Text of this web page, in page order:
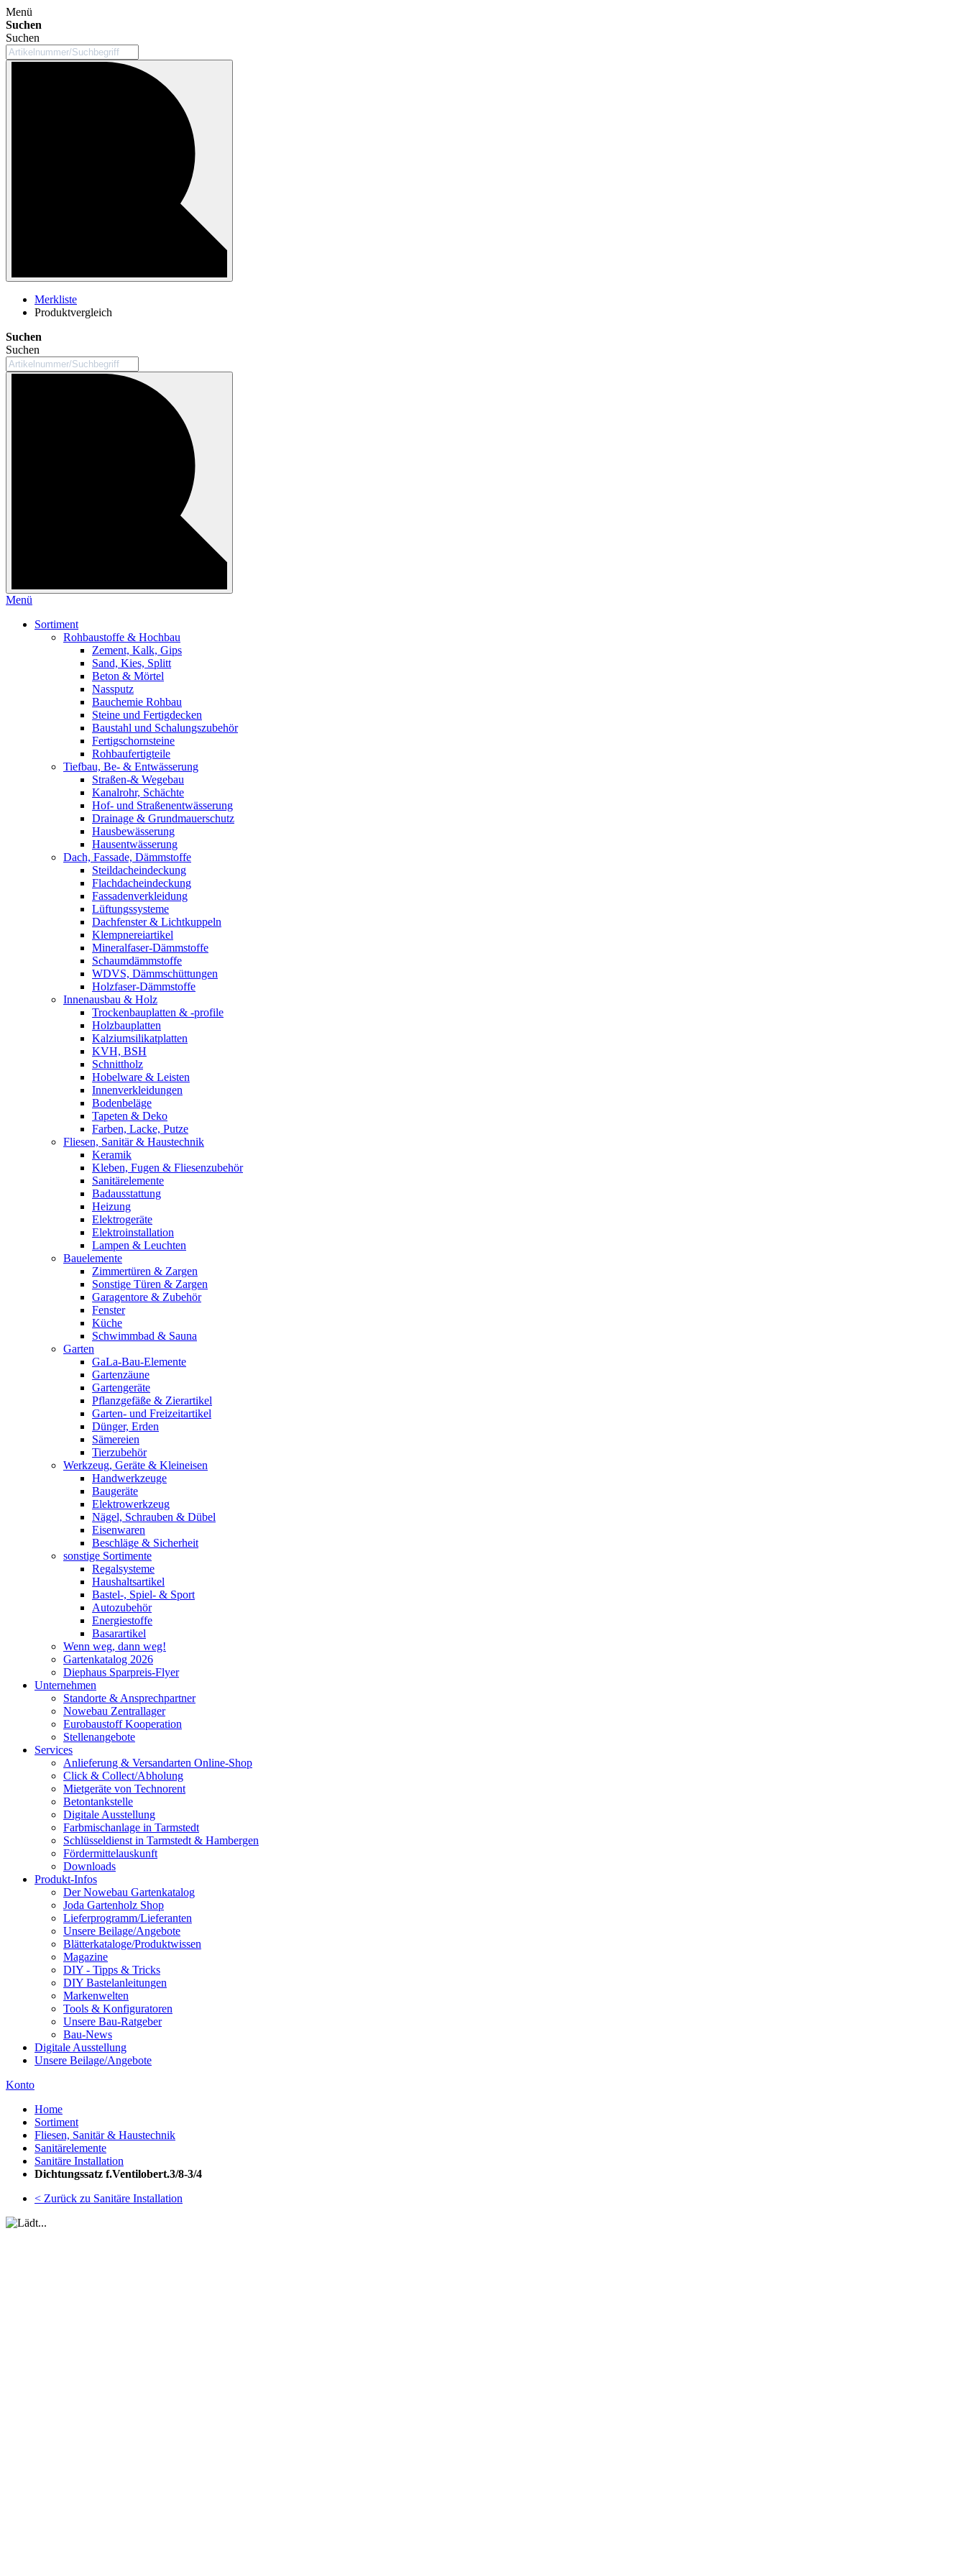
Menü
Suchen
Suchen
Merkliste
Produktvergleich
Suchen
Suchen
Menü
Sortiment
Rohbaustoffe & Hochbau
Zement, Kalk, Gips
Sand, Kies, Splitt
Beton & Mörtel
Nassputz
Bauchemie Rohbau
Steine und Fertigdecken
Baustahl und Schalungszubehör
Fertigschornsteine
Rohbaufertigteile
Tiefbau, Be- & Entwässerung
Straßen-& Wegebau
Kanalrohr, Schächte
Hof- und Straßenentwässerung
Drainage & Grundmauerschutz
Hausbewässerung
Hausentwässerung
Dach, Fassade, Dämmstoffe
Steildacheindeckung
Flachdacheindeckung
Fassadenverkleidung
Lüftungssysteme
Dachfenster & Lichtkuppeln
Klempnereiartikel
Mineralfaser-Dämmstoffe
Schaumdämmstoffe
WDVS, Dämmschüttungen
Holzfaser-Dämmstoffe
Innenausbau & Holz
Trockenbauplatten & -profile
Holzbauplatten
Kalziumsilikatplatten
KVH, BSH
Schnittholz
Hobelware & Leisten
Innenverkleidungen
Bodenbeläge
Tapeten & Deko
Farben, Lacke, Putze
Fliesen, Sanitär & Haustechnik
Keramik
Kleben, Fugen & Fliesenzubehör
Sanitärelemente
Badausstattung
Heizung
Elektrogeräte
Elektroinstallation
Lampen & Leuchten
Bauelemente
Zimmertüren & Zargen
Sonstige Türen & Zargen
Garagentore & Zubehör
Fenster
Küche
Schwimmbad & Sauna
Garten
GaLa-Bau-Elemente
Gartenzäune
Gartengeräte
Pflanzgefäße & Zierartikel
Garten- und Freizeitartikel
Dünger, Erden
Sämereien
Tierzubehör
Werkzeug, Geräte & Kleineisen
Handwerkzeuge
Baugeräte
Elektrowerkzeug
Nägel, Schrauben & Dübel
Eisenwaren
Beschläge & Sicherheit
sonstige Sortimente
Regalsysteme
Haushaltsartikel
Bastel-, Spiel- & Sport
Autozubehör
Energiestoffe
Basarartikel
Wenn weg, dann weg!
Gartenkatalog 2026
Diephaus Sparpreis-Flyer
Unternehmen
Standorte & Ansprechpartner
Nowebau Zentrallager
Eurobaustoff Kooperation
Stellenangebote
Services
Anlieferung & Versandarten Online-Shop
Click & Collect/Abholung
Mietgeräte von Technorent
Betontankstelle
Digitale Ausstellung
Farbmischanlage in Tarmstedt
Schlüsseldienst in Tarmstedt & Hambergen
Fördermittelauskunft
Downloads
Produkt-Infos
Der Nowebau Gartenkatalog
Joda Gartenholz Shop
Lieferprogramm/Lieferanten
Unsere Beilage/Angebote
Blätterkataloge/Produktwissen
Magazine
DIY - Tipps & Tricks
DIY Bastelanleitungen
Markenwelten
Tools & Konfiguratoren
Unsere Bau-Ratgeber
Bau-News
Digitale Ausstellung
Unsere Beilage/Angebote
Konto
Home
Sortiment
Fliesen, Sanitär & Haustechnik
Sanitärelemente
Sanitäre Installation
Dichtungssatz f.Ventilobert.3/8-3/4
< Zurück zu Sanitäre Installation